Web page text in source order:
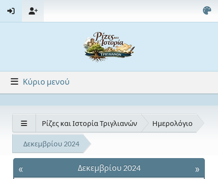
Κύριο μενού
Ρίζες και Ιστορία Τριγλιανών Ημερολόγιο
Δεκεμβρίου 2024
« »
Δεκεμβρίου 2024